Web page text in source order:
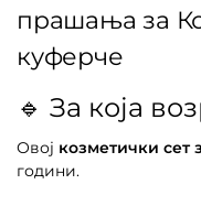
прашања за
куферче
🔹 За која
Овој козметички сет
години.